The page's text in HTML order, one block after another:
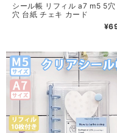
シール帳 リフィル a7 m5 5穴
穴 台紙 チェキ カード